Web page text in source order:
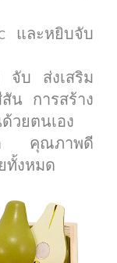
และหยิบจับ
จับ ส่งเสริม
น การสร้าง
วยตนเอง
า คุณภาพดี
ทั้งหมด